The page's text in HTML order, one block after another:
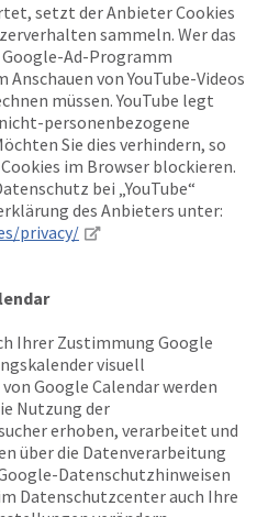
setzt der Anbieter Cookies
sammeln. Wer das
Google-Ad-Programm
von YouTube-Videos
müssen. YouTube legt
personenbezogene
Sie dies verhindern, so
im Browser blockieren.
bei „YouTube“
des Anbieters unter:
privacy/
Ihrer Zustimmung Google
visuell
Google Calendar werden
Nutzung der
erhoben, verarbeitet und
über die Datenverarbeitung
Datenschutzhinweisen
Datenschutzcenter auch Ihre